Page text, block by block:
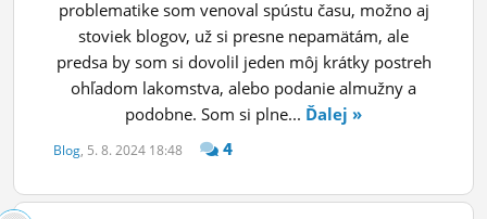
problematike som venoval spústu času, možno aj
stoviek blogov, už si presne nepamätám, ale
predsa by som si dovolil jeden môj krátky postreh
ohľadom lakomstva, alebo podanie almužny a
podobne. Som si plne... Ďalej »
Blog, 5. 8. 2024 18:48 4